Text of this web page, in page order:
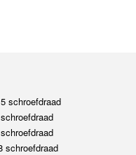
schroefdraad
schroefdraad